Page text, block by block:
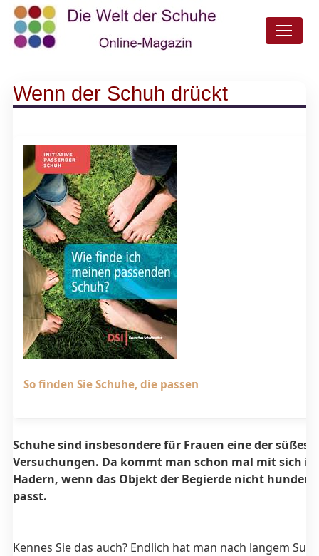
Wenn der Schuh drückt
So finden Sie Schuhe, die passen
Schuhe sind insbesondere für Frauen eine der
Versuchungen. Da kommt man schon mal mit sich
Hadern, wenn das Objekt der Begierde nicht
passt.
Kennes Sie das auch? Endlich hat man nach langem